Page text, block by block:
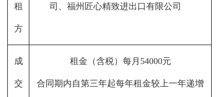
租
方
司、福州匠心精致进出口有限公司
成
交
租金（含税）每月54000元
合同期内自第三年起每年租金较上一年递增